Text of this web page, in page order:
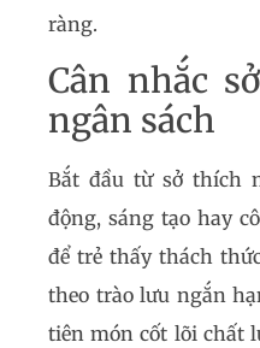
ràng.
Cân nhắc
ngân sách
Bắt đầu từ sở thích
động, sáng tạo hay
để trẻ thấy thách
theo trào lưu ngắn
tiên món cốt lõi chất